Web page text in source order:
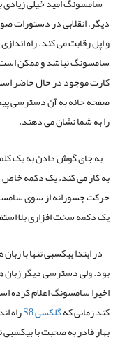
سامسونگ نباشد و ممکن است
کارت موجود در حال حاضر
صفحه خانه به آن دسترسی
را به شما نشان می دهند.
به جای گوش دادن به یک
به کار می کند. یک دکمه
یک دکمه سخت افزاری بلا
در ابتدا بیکسبی تنها با
بود. ولی دسترسی دیگر زبان
اخیرا سامسونگ اعلام کرده
کند زمانی کهگلکسی S8
راه
بهار قادر به صحبت با